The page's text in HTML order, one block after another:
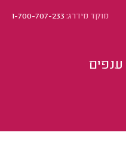
מוקד מידרג:1-700-707-233
ענפים